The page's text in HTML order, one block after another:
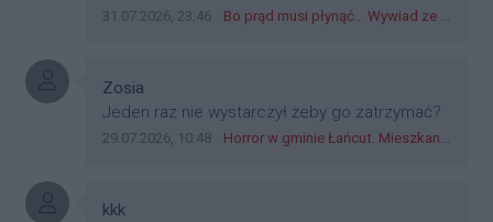
norma w pge dystrybucja rzeszów, takie ***e
zagorzali pisowcy
Data dodania komentarza:
31.07.2026, 23:46 Źródło komentarza:
Bo prąd musi płynąć... Wywiad ze Zbigniewem Możdżeniem - Dyrektorem Generalnym Oddziału PGE Dystrybucja w Rzeszowie
Autor komentarza:
Zosia
Treść komentarza:
Jeden raz nie wystarczył żeby go zatrzymać?
Data dodania komentarza:
29.07.2026, 10:48 Źródło komentarza:
Horror w gminie Łańcut. Mieszkaniec Rzeszowa terroryzował rodzinę nożem i zaatakował policjantów! [VIDEO]
Autor komentarza:
kkk